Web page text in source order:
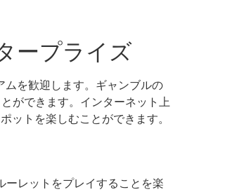
ープライズ
ムを歓迎します。ギャンブルの
ができます。インターネット上
ットを楽しむことができます。
レットをプレイすることを楽